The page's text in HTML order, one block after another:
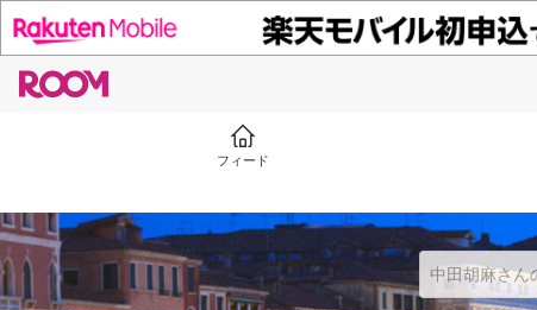
フィード